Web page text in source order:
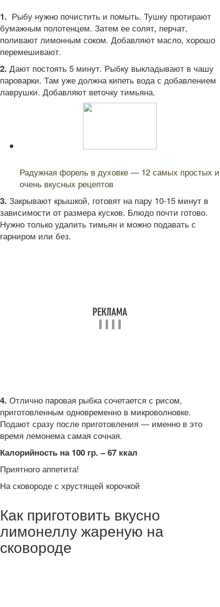
1. Рыбу нужно почистить и помыть. Тушку протирают
бумажным полотенцем. Затем ее солят, перчат,
поливают лимонным соком. Добавляют масло, хорошо
перемешивают.
2. Дают постоять 5 минут. Рыбку выкладывают в чашу
пароварки. Там уже должна кипеть вода с добавлением
лаврушки. Добавляют веточку тимьяна.
Радужная форель в духовке — 12 самых простых и
очень вкусных рецептов
3. Закрывают крышкой, готовят на пару 10-15 минут в
зависимости от размера кусков. Блюдо почти готово.
Нужно только удалить тимьян и можно подавать с
гарниром или без.
4. Отлично паровая рыбка сочетается с рисом,
приготовленным одновременно в микроволновке.
Подают сразу после приготовления — именно в это
время лемонема самая сочная.
Калорийность на 100 гр. – 67 ккал
Приятного аппетита!
На сковороде с хрустящей корочкой
Как приготовить вкусно
лимонеллу жареную на
сковороде